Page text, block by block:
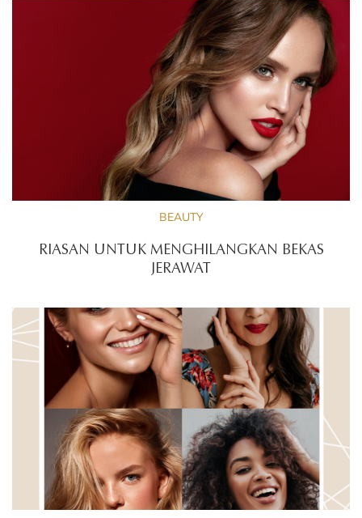
BEAUTY
RIASAN UNTUK MENGHILANGKAN BEKAS
JERAWAT